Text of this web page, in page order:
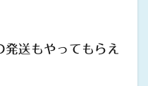
送もやってもらえ